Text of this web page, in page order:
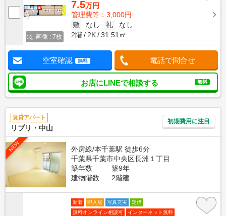
画像 : 7枚
7.5万円
管理費等：3,000円
敷
なし 礼
なし
2階
2K 31.51㎡
空室確認 無料 電話で問合せ
お店にLINEで相談する 無料
賃貸アパート
リブリ・中山
初期費用に注目
NEW
外房線/本千葉駅 徒歩6分
千葉県千葉市中央区長洲１丁目
築年数
築9年
建物階数
2階建
新着 即入居 写真充実
定借
無料オンライン相談可
インターネット無料